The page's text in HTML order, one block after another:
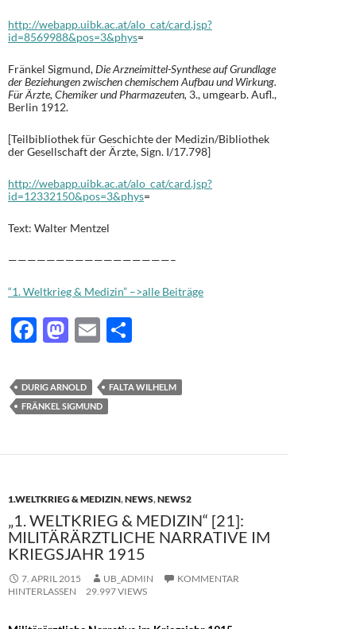
http://webapp.uibk.ac.at/alo_cat/card.jsp?
id=8569988&pos=3&phys=
Fränkel Sigmund,Die Arzneimittel-Synthese auf Grundlage
der Beziehungen zwischen chemischem Aufbau und Wirkung.
Für Ärzte, Chemiker und Pharmazeuten, 3., umgearb. Aufl.,
Berlin 1912.
[Teilbibliothek für Geschichte der Medizin/Bibliothek
der Gesellschaft der Ärzte, Sign. I/17.798]
http://webapp.uibk.ac.at/alo_cat/card.jsp?
id=12332150&pos=3&phys=
Text: Walter Mentzel
—————————————————–
“1. Weltkrieg & Medizin” –>alle Beiträge
F
e
b
o
M
to
d
n
E
ail le
n
DURIG ARNOLD
FALTA WILHELM
FRÄNKEL SIGMUND
1.WELTKRIEG & MEDIZIN,NEWS,NEWS2
„1. WELTKRIEG & MEDIZIN“ [21]:
MILITÄRÄRZTLICHE NARRATIVE IM
KRIEGSJAHR 1915
7. APRIL 2015 UB_ADMIN
KOMMENTAR
HINTERLASSEN
29.997 VIEWS